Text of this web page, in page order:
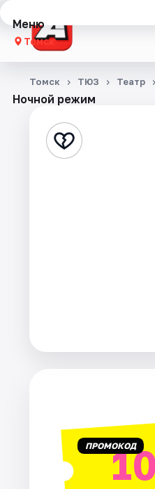
Меню
Томск
Концерты
Стендап
Площадки
Ночной режим
Томск ТЮЗ Театр
ПРОМОКОД